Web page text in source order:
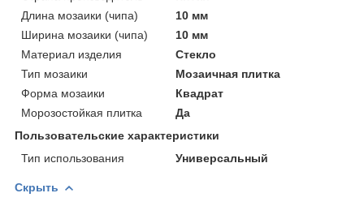
Длина мозаики (чипа)
10 мм
Ширина мозаики (чипа)
10 мм
Материал изделия
Стекло
Тип мозаики
Мозаичная плитка
Форма мозаики
Квадрат
Морозостойкая плитка
Да
Пользовательские характеристики
Тип использования
Универсальный
Скрыть